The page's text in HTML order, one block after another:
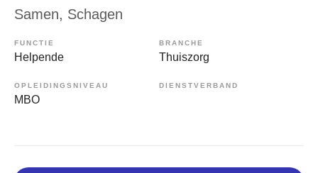
Samen, Schagen
FUNCTIE
Helpende
BRANCHE
Thuiszorg
OPLEIDINGSNIVEAU
MBO
DIENSTVERBAND